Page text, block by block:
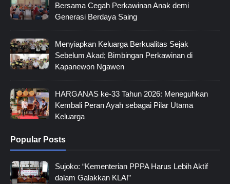
Bersama Cegah Perkawinan Anak demi
Generasi Berdaya Saing
Menyiapkan Keluarga Berkualitas Sejak
Sebelum Akad; Bimbingan Perkawinan di
Kapanewon Ngawen
HARGANAS ke-33 Tahun 2026: Meneguhkan
Kembali Peran Ayah sebagai Pilar Utama
Keluarga
Popular Posts
Sujoko: “Kementerian PPPA Harus Lebih Aktif
dalam Galakkan KLA!”